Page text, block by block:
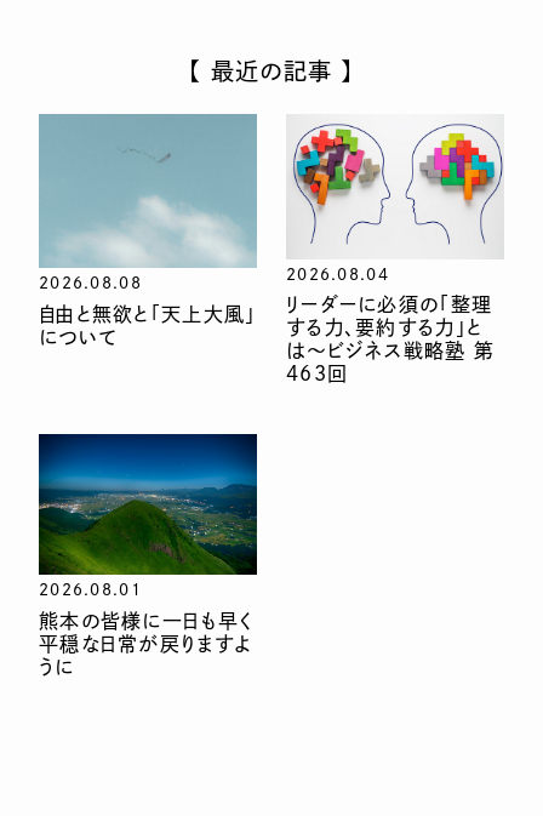
【 最近の記事 】
2026.08.08
自由と無欲と「天上大風」
について
2026.08.04
リーダーに必須の「整理
する力、要約する力」と
は〜ビジネス戦略塾 第
463回
2026.08.01
熊本の皆様に一日も早く
平穏な日常が戻りますよ
うに